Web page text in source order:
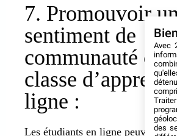
7. Promouvoir un
sentiment de
communauté
classe
ligne :
Les étudiants en ligne peuvent
Avec
des